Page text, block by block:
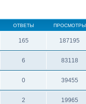
ОТВЕТЫ ПРОСМОТРЫ
165 187195
6 83118
0 39455
2 19965